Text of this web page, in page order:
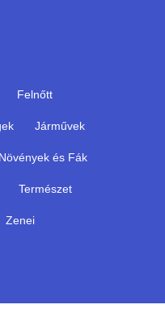
Felnőtt
Járművek
Növények és Fák
Természet
Zenei